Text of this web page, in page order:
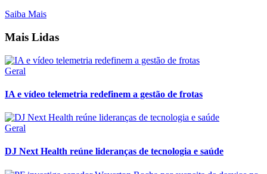
Saiba Mais
Mais Lidas
Geral
IA e vídeo telemetria redefinem a gestão de frotas
Geral
DJ Next Health reúne lideranças de tecnologia e saúde